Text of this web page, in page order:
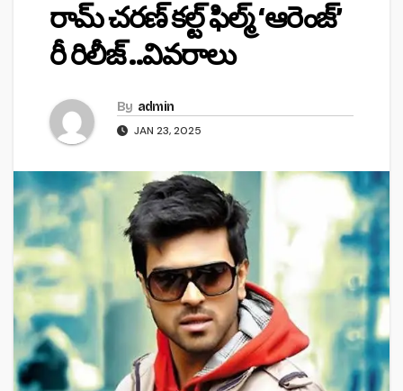
రామ్ చరణ్ కల్ట్ ఫిల్మ్ ‘ఆరెంజ్’
రీ రిలీజ్ ..వివరాలు
By admin
JAN 23, 2025